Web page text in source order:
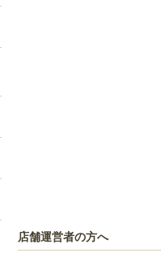
店舗運営者の方へ